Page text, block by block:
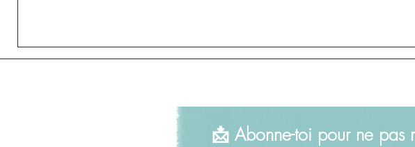
📩 Abonne-toi pour ne pas